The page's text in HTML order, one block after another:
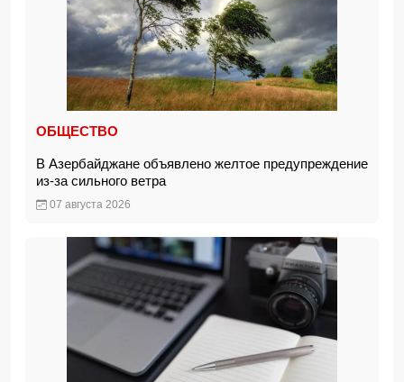
ОБЩЕСТВО
В Азербайджане объявлено желтое предупреждение
из-за сильного ветра
07 августа 2026